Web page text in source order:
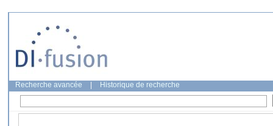
Recherche avancée Historique de recherche